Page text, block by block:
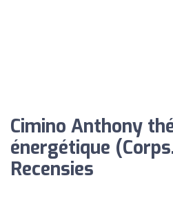
Cimino Anthony
énergétique
Recensies